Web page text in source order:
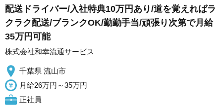
配送ドライバー/入社特典10万円あり/道を覚えればラ
クラク配送/ブランクOK/勤勤手当/頑張り次第で月給
35万円可能
株式会社和幸流通サービス
千葉県 流山市
月給26万円～35万円
正社員